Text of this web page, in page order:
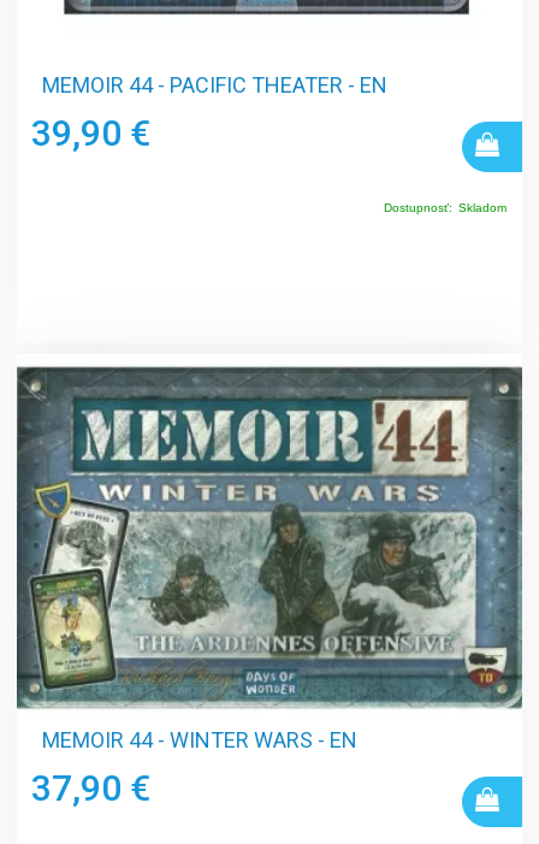
MEMOIR 44 - PACIFIC THEATER - EN
39,90 €
Dostupnosť: Skladom
MEMOIR 44 - WINTER WARS - EN
37,90 €